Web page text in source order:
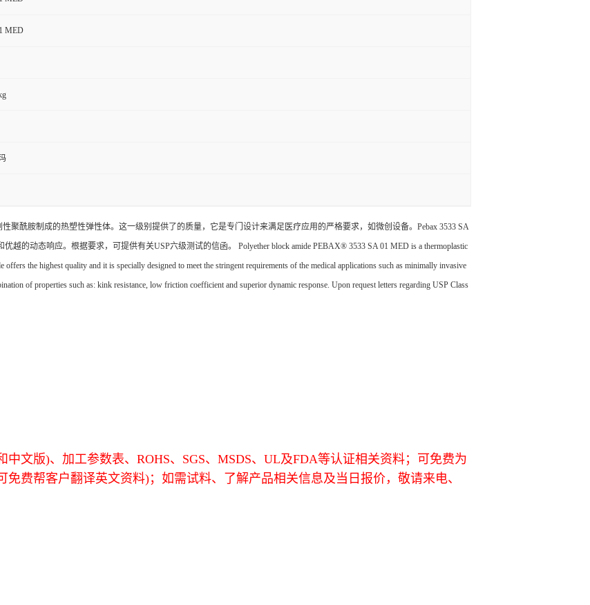
MED
酰胺制成的热塑性弹性体。这一级别提供了的质量，它是专门设计来满足医疗应用的严格要求，如微创设备。Pebax 3533 SA
越的动态响应。根据要求，可提供有关USP六级测试的信函。 Polyether block amide PEBAX® 3533 SA 01 MED is a thermoplastic
the highest quality and it is specially designed to meet the stringent requirements of the medical applications such as minimally invasive
of properties such as: kink resistance, low friction coefficient and superior dynamic response. Upon request letters regarding USP Class
文版)、加工参数表、ROHS、SGS、MSDS、UL及FDA等认证相关资料；可免费为
费帮客户翻译英文资料)；如需试料、了解产品相关信息及当日报价，敬请来电、